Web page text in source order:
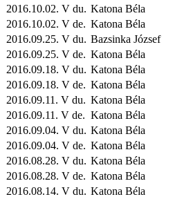
2016.10.02. V du. Katona Béla
2016.10.02. V de. Katona Béla
2016.09.25. V du. Bazsinka József
2016.09.25. V de. Katona Béla
2016.09.18. V du. Katona Béla
2016.09.18. V de. Katona Béla
2016.09.11. V du. Katona Béla
2016.09.11. V de. Katona Béla
2016.09.04. V du. Katona Béla
2016.09.04. V de. Katona Béla
2016.08.28. V du. Katona Béla
2016.08.28. V de. Katona Béla
2016.08.14. V du. Katona Béla